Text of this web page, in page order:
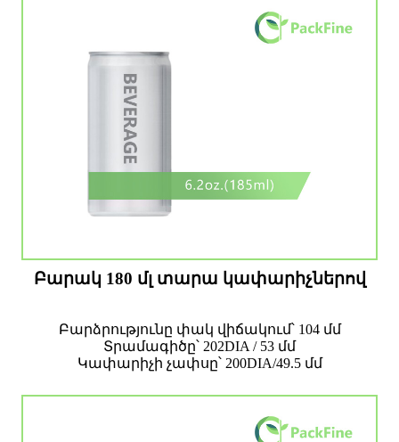
Բարակ 180 մլ տարա կափարիչներով
Բարձրությունը փակ վիճակում՝ 104 մմ
Տրամագիծը՝ 202DIA / 53 մմ
Կափարիչի չափսը՝ 200DIA/49.5 մմ